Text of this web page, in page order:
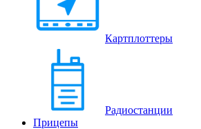
Картплоттеры
Радиостанции
Прицепы